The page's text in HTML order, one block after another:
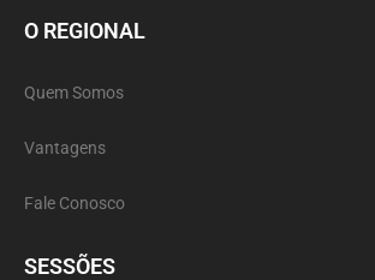
O REGIONAL
Quem Somos
Vantagens
Fale Conosco
SESSÕES